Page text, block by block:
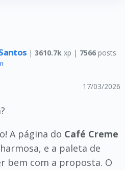
| 3610.7kxp | 7566posts
17/03/2026
A página do Café Creme
e a paleta de
bem com a proposta. O